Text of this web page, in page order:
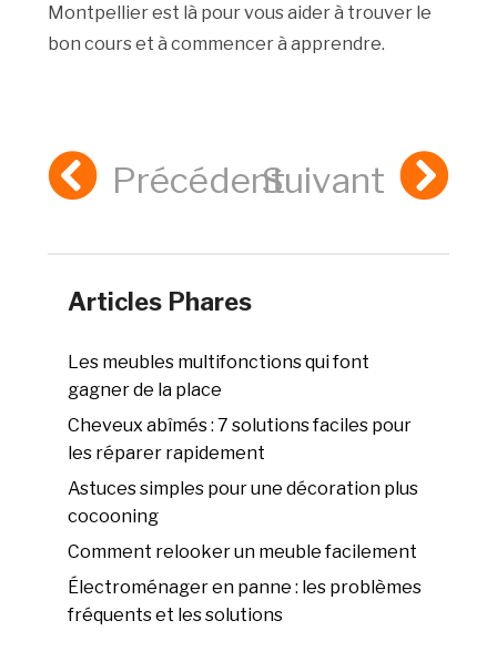
Montpellier est là pour vous aider à trouver le
bon cours et à commencer à apprendre.
PrécédentSuivant
Articles Phares
Les meubles multifonctions qui font
gagner de la place
Cheveux abîmés : 7 solutions faciles pour
les réparer rapidement
Astuces simples pour une décoration plus
cocooning
Comment relooker un meuble facilement
Électroménager en panne : les problèmes
fréquents et les solutions